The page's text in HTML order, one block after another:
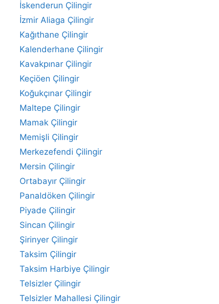
İskenderun Çilingir
İzmir Aliaga Çilingir
Kağıthane Çilingir
Kalenderhane Çilingir
Kavakpınar Çilingir
Keçiöen Çilingir
Koğukçınar Çilingir
Maltepe Çilingir
Mamak Çilingir
Memişli Çilingir
Merkezefendi Çilingir
Mersin Çilingir
Ortabayır Çilingir
Panaldöken Çilingir
Piyade Çilingir
Sincan Çilingir
Şirinyer Çilingir
Taksim Çilingir
Taksim Harbiye Çilingir
Telsizler Çilingir
Telsizler Mahallesi Çilingir